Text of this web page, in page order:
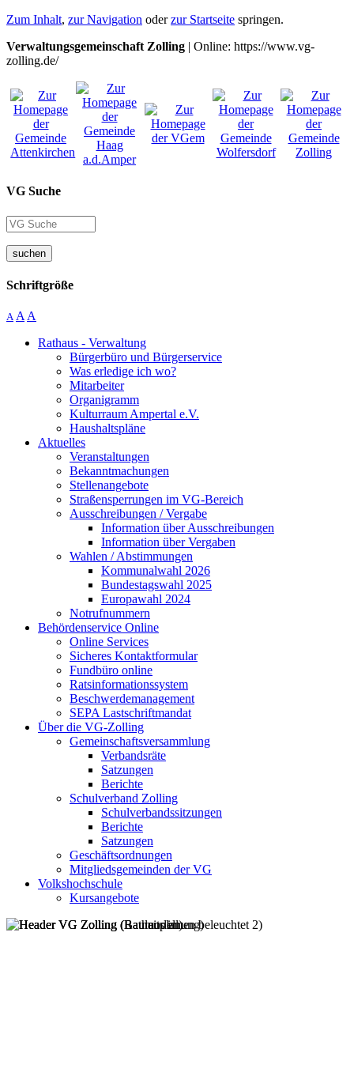
Zum Inhalt, zur Navigation oderzur Startseite springen.
Verwaltungsgemeinschaft Zolling | Online: https://www.vg-
zolling.de/
VG Suche
suchen
Schriftgröße
A A A
Rathaus - Verwaltung
Bürgerbüro und Bürgerservice
Was erledige ich wo?
Mitarbeiter
Organigramm
Kulturraum Ampertal e.V.
Haushaltspläne
Aktuelles
Veranstaltungen
Bekanntmachungen
Stellenangebote
Straßensperrungen im VG-Bereich
Ausschreibungen / Vergabe
Information über Ausschreibungen
Information über Vergaben
Wahlen / Abstimmungen
Kommunalwahl 2026
Bundestagswahl 2025
Europawahl 2024
Notrufnummern
Behördenservice Online
Online Services
Sicheres Kontaktformular
Fundbüro online
Ratsinformationssystem
Beschwerdemanagement
SEPA Lastschriftmandat
Über die VG-Zolling
Gemeinschaftsversammlung
Verbandsräte
Satzungen
Berichte
Schulverband Zolling
Schulverbandssitzungen
Berichte
Satzungen
Geschäftsordnungen
Mitgliedsgemeinden der VG
Volkshochschule
Kursangebote